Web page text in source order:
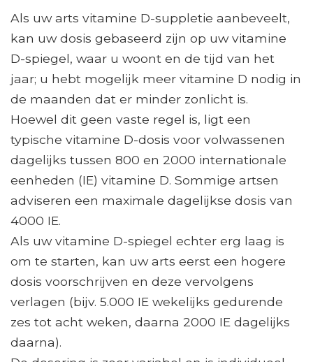
Als uw arts vitamine D-suppletie aanbeveelt,
kan uw dosis gebaseerd zijn op uw vitamine
D-spiegel, waar u woont en de tijd van het
jaar; u hebt mogelijk meer vitamine D nodig in
de maanden dat er minder zonlicht is.
Hoewel dit geen vaste regel is, ligt een
typische vitamine D-dosis voor volwassenen
dagelijks tussen 800 en 2000 internationale
eenheden (IE) vitamine D. Sommige artsen
adviseren een maximale dagelijkse dosis van
4000 IE.
Als uw vitamine D-spiegel echter erg laag is
om te starten, kan uw arts eerst een hogere
dosis voorschrijven en deze vervolgens
verlagen (bijv. 5.000 IE wekelijks gedurende
zes tot acht weken, daarna 2000 IE dagelijks
daarna).